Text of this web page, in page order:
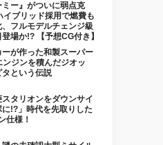
ミー』がついに弱点克
イブリッド採用で燃費も
フルモデルチェンジ級
場か!? 【予想CG付き】
ーが作った和製スーパー
ンジンを積んだジオッ
タという伝説
スタリオンをダウンサイ
に!?」時代を先取りした
仕様！